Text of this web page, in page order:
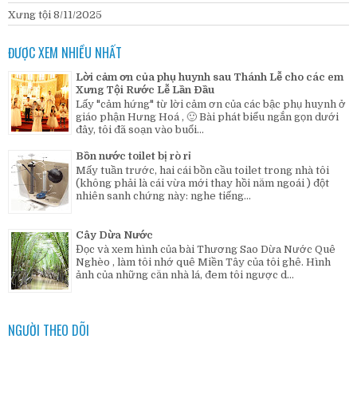
Xưng tội 8/11/2025
ĐƯỢC XEM NHIỀU NHẤT
Lời cảm ơn của phụ huynh sau Thánh Lễ cho các em
Xưng Tội Rước Lễ Lần Đầu
Lấy "cảm hứng" từ lời cảm ơn của các bậc phụ huynh ở
giáo phận Hưng Hoá , 🙂 Bài phát biểu ngắn gọn dưới
đây, tôi đã soạn vào buổi...
Bồn nước toilet bị rò rỉ
Mấy tuần trước, hai cái bồn cầu toilet trong nhà tôi
(không phải là cái vừa mới thay hồi năm ngoái ) đột
nhiên sanh chứng này: nghe tiếng...
Cây Dừa Nước
Đọc và xem hình của bài Thương Sao Dừa Nước Quê
Nghèo , làm tôi nhớ quê Miền Tây của tôi ghê. Hình
ảnh của những căn nhà lá, đem tôi ngược d...
NGƯỜI THEO DÕI